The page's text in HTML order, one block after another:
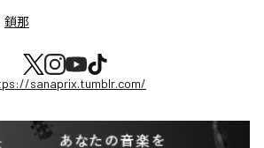
鎖那
sanaprix.tumblr.com/